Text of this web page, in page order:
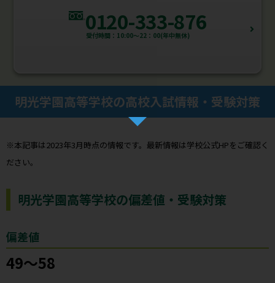
0120-333-876
受付時間：10:00～22：00(年中無休)
明光学園高等学校の高校入試情報・受験対策
※本記事は2023年3月時点の情報です。最新情報は学校公式HPをご確認く
ださい。
明光学園高等学校の偏差値・受験対策
偏差値
49～58